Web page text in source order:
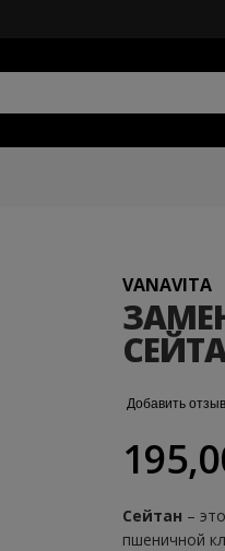
VANAVITA
Добавить отзыв
Сейтан – это
пшеничной